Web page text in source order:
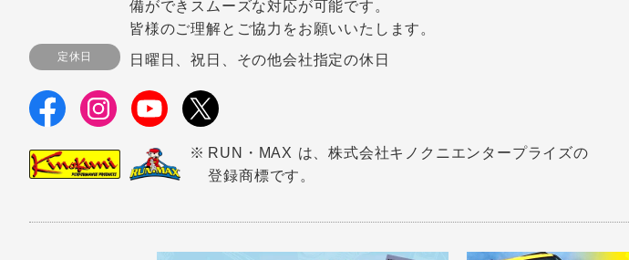
備ができスムーズな対応が可能です。
皆様のご理解とご協力をお願いいたします。
定休日 日曜日、祝日、その他会社指定の休日
RUN・MAX は、株式会社キノクニエンタープライズの
登録商標です。